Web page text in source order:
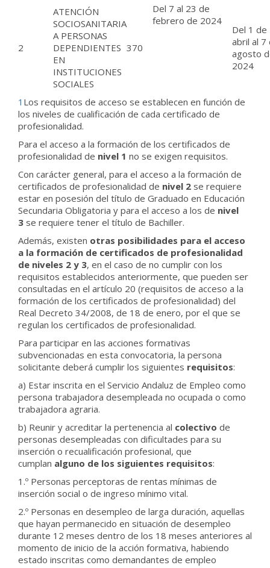
Del 7 al 23 de
febrero de 2024
2
ATENCIÓN
SOCIOSANITARIA
A PERSONAS
DEPENDIENTES
EN
INSTITUCIONES
SOCIALES
370
Del 1 de
abril al 7
agosto
2024
1 Los requisitos de acceso se establecen en función de
los niveles de cualificación de cada certificado de
profesionalidad.
Para el acceso a la formación de los certificados de
profesionalidad de nivel 1 no se exigen requisitos.
Con carácter general, para el acceso a la formación de
certificados de profesionalidad de nivel 2 se requiere
estar en posesión del título de Graduado en Educación
Secundaria Obligatoria y para el acceso a los de nivel
3 se requiere tener el título de Bachiller.
Además, existen otras posibilidades para el acceso
a la formación de certificados de profesionalidad
de niveles 2 y 3, en el caso de no cumplir con los
requisitos establecidos anteriormente, que pueden ser
consultadas en el artículo 20 (requisitos de acceso a la
formación de los certificados de profesionalidad) del
Real Decreto 34/2008, de 18 de enero, por el que se
regulan los certificados de profesionalidad.
Para participar en las acciones formativas
subvencionadas en esta convocatoria, la persona
solicitante deberá cumplir los siguientes requisitos:
a) Estar inscrita en el Servicio Andaluz de Empleo como
persona trabajadora desempleada no ocupada o como
trabajadora agraria.
b) Reunir y acreditar la pertenencia al colectivo de
personas desempleadas con dificultades para su
inserción o recualificación profesional, que
cumplan alguno de los siguientes requisitos:
1.º Personas perceptoras de rentas mínimas de
inserción social o de ingreso mínimo vital.
2.º Personas en desempleo de larga duración, aquellas
que hayan permanecido en situación de desempleo
durante 12 meses dentro de los 18 meses anteriores al
momento de inicio de la acción formativa, habiendo
estado inscritas como demandantes de empleo